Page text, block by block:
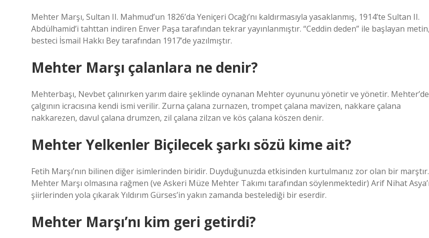
Mehter Marşı, Sultan II. Mahmud’un 1826’da Yeniçeri Ocağı’nı kaldırmasıyla yasaklanmış, 1914’te Sultan II.
Abdülhamid’i tahttan indiren Enver Paşa tarafından tekrar yayınlanmıştır. “Ceddin deden” ile başlayan metin,
besteci İsmail Hakkı Bey tarafından 1917’de yazılmıştır.
Mehter Marşı çalanlara ne denir?
Mehterbaşı, Nevbet çalınırken yarım daire şeklinde oynanan Mehter oyununu yönetir ve yönetir.
çalgının icracısına kendi ismi verilir. Zurna çalana zurnazen, trompet çalana mavizen, nakkare çalana
nakkarezen, davul çalana drumzen, zil çalana zilzan ve kös çalana köszen denir.
Mehter Yelkenler Biçilecek şarkı sözü kime ait?
Fetih Marşı’nın bilinen diğer isimlerinden biridir. Duyduğunuzda etkisinden kurtulmanız zor olan bir marştır.
Mehter Marşı olmasına rağmen (ve Askeri Müze Mehter Takımı tarafından söylenmektedir) Arif Nihat
şiirlerinden yola çıkarak Yıldırım Gürses’in yakın zamanda bestelediği bir eserdir.
Mehter Marşı’nı kim geri getirdi?